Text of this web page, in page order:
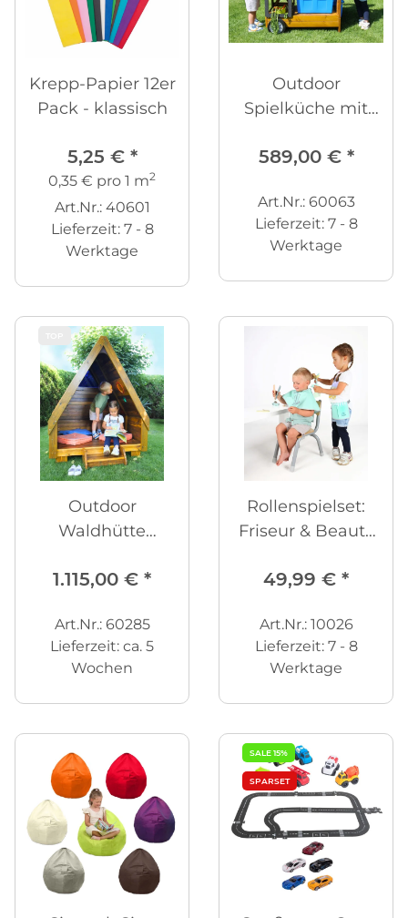
Krepp-Papier 12er
Pack - klassisch
5,25 € *
0,35 € pro 1 m2
Art.Nr.: 40601
Lieferzeit: 7 - 8
Werktage
Outdoor
Spielküche mit
589,00 € *
Art.Nr.: 60063
Lieferzeit: 7 - 8
Werktage
Outdoor
Waldhütte
Treppe
1.115,00 € *
Art.Nr.: 60285
Lieferzeit: ca. 5
Wochen
Rollenspielset:
Friseur & Beauty
49,99 € *
Art.Nr.: 10026
Lieferzeit: 7 - 8
Werktage
SALE 15%
SPARSET